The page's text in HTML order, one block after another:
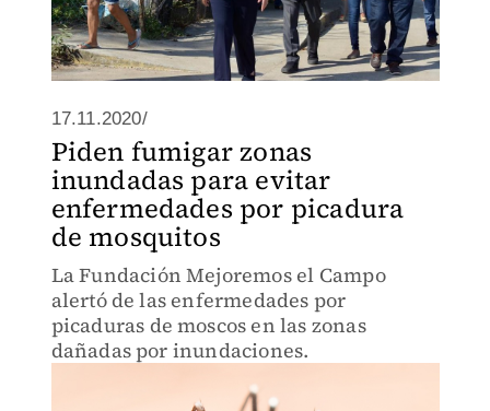
17.11.2020/
Piden fumigar zonas
inundadas para evitar
enfermedades por picadura
de mosquitos
La Fundación Mejoremos el Campo
alertó de las enfermedades por
picaduras de moscos en las zonas
dañadas por inundaciones.